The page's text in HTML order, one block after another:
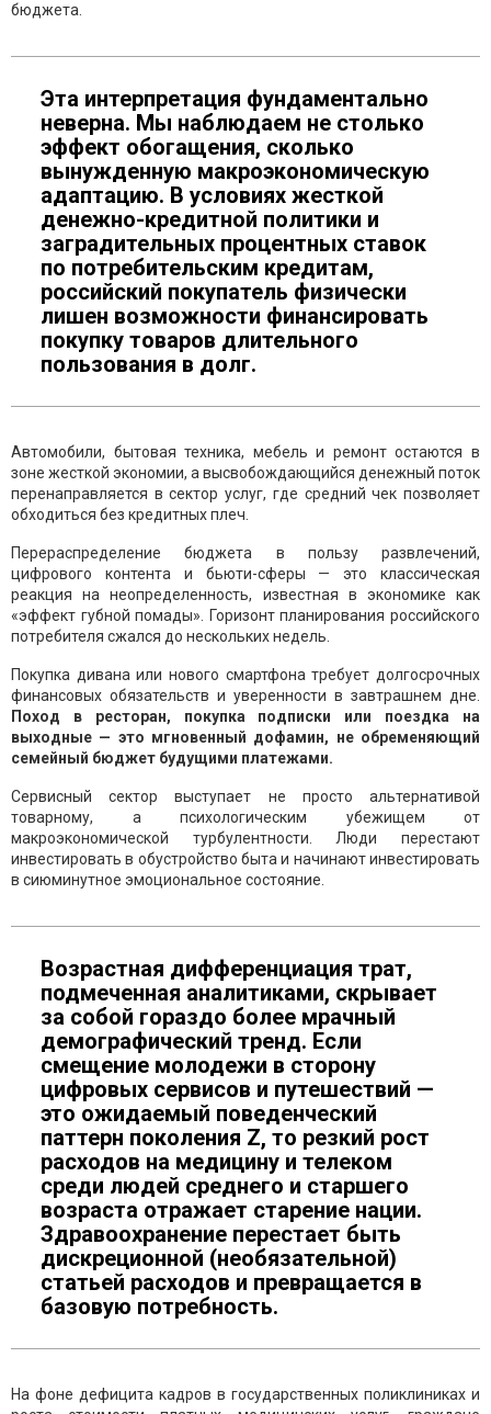
бюджета.
Эта интерпретация фундаментально
неверна. Мы наблюдаем не столько
эффект обогащения, сколько
вынужденную макроэкономическую
адаптацию. В условиях жесткой
денежно-кредитной политики и
заградительных процентных ставок
по потребительским кредитам,
российский покупатель физически
лишен возможности финансировать
покупку товаров длительного
пользования в долг.
Автомобили, бытовая техника, мебель и ремонт остаются в
зоне жесткой экономии, а высвобождающийся денежный поток
перенаправляется в сектор услуг, где средний чек позволяет
обходиться без кредитных плеч.
Перераспределение бюджета в пользу развлечений,
цифрового контента и бьюти-сферы — это классическая
реакция на неопределенность, известная в экономике как
«эффект губной помады». Горизонт планирования российского
потребителя сжался до нескольких недель.
Покупка дивана или нового смартфона требует долгосрочных
финансовых обязательств и уверенности в завтрашнем дне.
Поход в ресторан, покупка подписки или поездка на
выходные — это мгновенный дофамин, не обременяющий
семейный бюджет будущими платежами.
Сервисный сектор выступает не просто альтернативой
товарному, а психологическим убежищем от
макроэкономической турбулентности. Люди перестают
инвестировать в обустройство быта и начинают инвестировать
в сиюминутное эмоциональное состояние.
Возрастная дифференциация трат,
подмеченная аналитиками, скрывает
за собой гораздо более мрачный
демографический тренд. Если
смещение молодежи в сторону
цифровых сервисов и путешествий —
это ожидаемый поведенческий
паттерн поколения Z, то резкий рост
расходов на медицину и телеком
среди людей среднего и старшего
возраста отражает старение нации.
Здравоохранение перестает быть
дискреционной (необязательной)
статьей расходов и превращается в
базовую потребность.
На фоне дефицита кадров в государственных поликлиниках и